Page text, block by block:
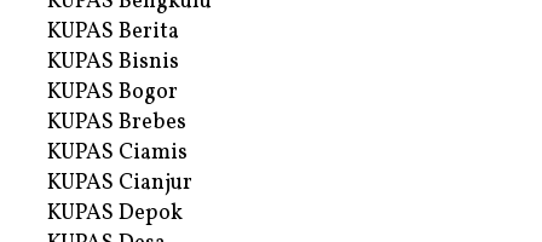
KUPAS Berita
KUPAS Bisnis
KUPAS Bogor
KUPAS Brebes
KUPAS Ciamis
KUPAS Cianjur
KUPAS Depok